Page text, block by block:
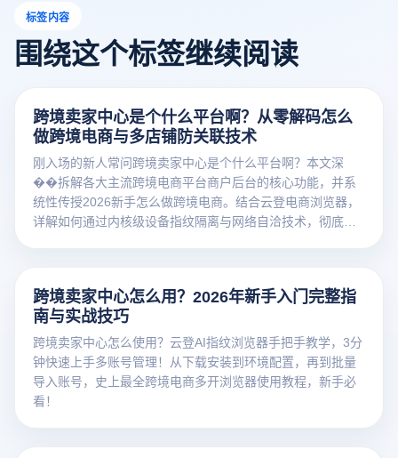
标签内容
围绕这个标签继续阅读
跨境卖家中心是个什么平台啊？从零解码怎么
做跨境电商与多店铺防关联技术
刚入场的新人常问跨境卖家中心是个什么平台啊？本文深
��拆解各大主流跨境电商平台商户后台的核心功能，并系
统性传授2026新手怎么做跨境电商。结合云登电商浏览器，
详解如何通过内核级设备指纹隔离与网络自洽技术，彻底攻
跨境卖家中心怎么用？2026年新手入门完整指
南与实战技巧
跨境卖家中心怎么使用？云登AI指纹浏览器手把手教学，3分
钟快速上手多账号管理！从下载安装到环境配置，再到批量
导入账号，史上最全跨境电商多开浏览器使用教程，新手必
看！